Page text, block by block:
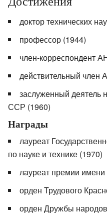
доктор технических
профессор (1944)
член-корреспондент
действительный
заслуженный деятель
ССР (1960)
Награды
лауреат
по науке и технике (1970)
лауреат премии
орден Трудового
орден Дружбы народов